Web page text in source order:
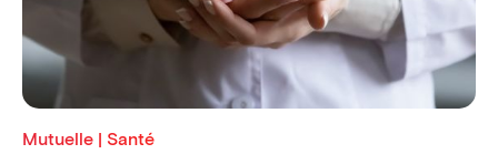
Mutuelle | Santé